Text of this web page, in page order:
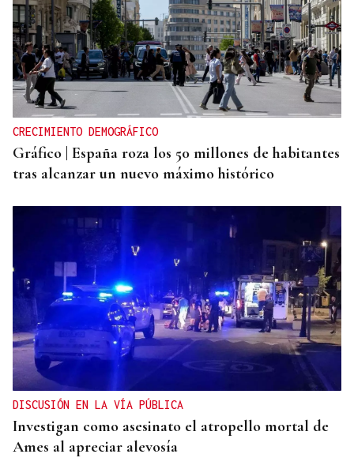
CRECIMIENTO DEMOGRÁFICO
Gráfico | España roza los 50 millones de habitantes
tras alcanzar un nuevo máximo histórico
DISCUSIÓN EN LA VÍA PÚBLICA
Investigan como asesinato el atropello mortal de
Ames al apreciar alevosía